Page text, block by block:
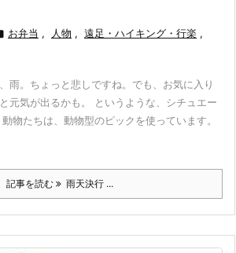
お弁当 , 人物 , 遠足・ハイキング・行楽 ,
雨。ちょっと悲しですね。でも、お気に入り
元気が出るかも。 というような、シチュエー
物たちは、動物型のピックを使っています。
記事を読む 雨天決行 ...